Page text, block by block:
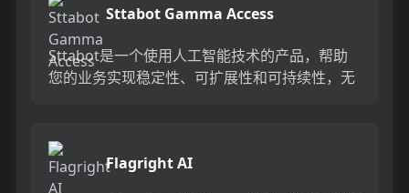
Sttabot Gamma Access
Sttabot是一个使用人工智能技术的产品，帮助
您的业务实现稳定性、可扩展性和可持续性，无
Flagright AI